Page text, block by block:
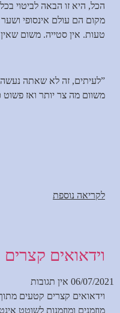
הכל, היא זו הבאה לביטוי
מקום הם עולם אינסופי
טעות. אין סטייה. משום
”לעיתים, זה לא שאתה
משוום מה צר יותר ואז פשוט
לקריאה נוספת
וידאואים קצרים
06/07/2021 אין תגובות
וידאואים קצרים קטעים מתוך
מוזמנים ומוזמנות לשוטט